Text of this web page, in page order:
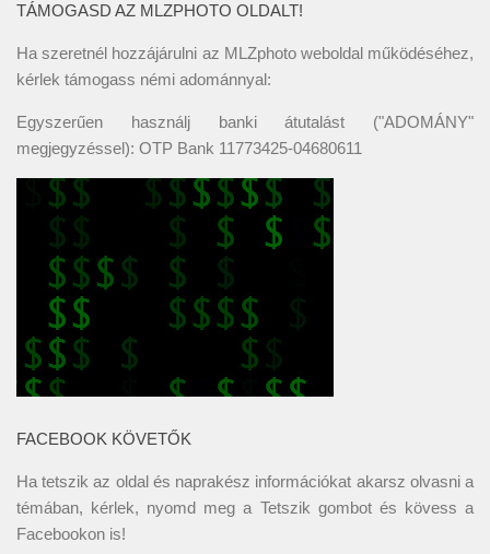
TÁMOGASD AZ MLZPHOTO OLDALT!
Ha szeretnél hozzájárulni az MLZphoto weboldal működéséhez,
kérlek támogass némi adománnyal:
Egyszerűen használj banki átutalást ("ADOMÁNY"
megjegyzéssel): OTP Bank 11773425-04680611
FACEBOOK KÖVETŐK
Ha tetszik az oldal és naprakész információkat akarsz olvasni a
témában, kérlek, nyomd meg a Tetszik gombot és kövess a
Facebookon is!